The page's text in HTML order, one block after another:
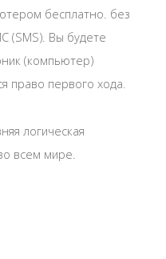
бесплатно. без
(SMS). Вы будете
(компьютер)
право первого хода.
логическая
всем мире.